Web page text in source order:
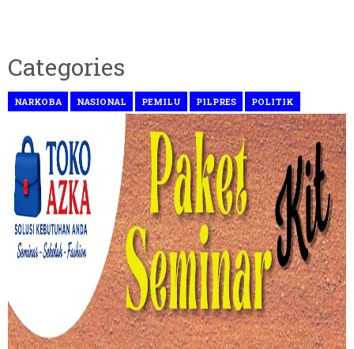
Categories
NARKOBA NASIONAL PEMILU PILPRES POLITIK